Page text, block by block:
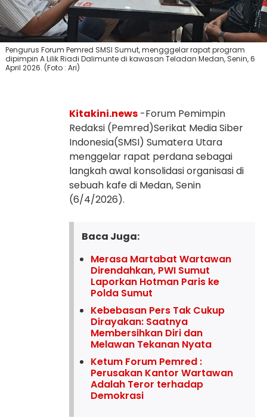
Pengurus Forum Pemred SMSI Sumut, mengggelar rapat program
dipimpin A Lilik Riadi Dalimunte di kawasan Teladan Medan, Senin, 6
April 2026. (Foto : Ari)
Kitakini.news -Forum Pemimpin
Redaksi (Pemred)Serikat Media Siber
Indonesia(SMSI) Sumatera Utara
menggelar rapat perdana sebagai
langkah awal konsolidasi organisasi di
sebuah kafe di Medan, Senin
(6/4/2026).
Baca Juga:
Merasa Martabat Wartawan
Direndahkan, PWI Sumut
Laporkan Hotman Paris ke
Polda Sumut
Kebebasan Pers Tak Cukup
Dirayakan: Saatnya
Membersihkan Diri dan
Melawan Tekanan Nyata
Ketum Forum Pemred :
Perusakan Kantor Wartawan
Adalah Teror terhadap
Demokrasi